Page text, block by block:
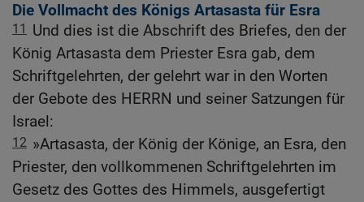
Die Vollmacht des Königs Artasasta für Esra
11
Und dies ist die Abschrift des Briefes, den der
König Artasasta dem Priester Esra gab, dem
Schriftgelehrten, der gelehrt war in den Worten
der Gebote des HERRN und seiner Satzungen für
Israel:
12 »Artasasta, der König der Könige, an Esra, den
Priester, den vollkommenen Schriftgelehrten im
Gesetz des Gottes des Himmels, ausgefertigt